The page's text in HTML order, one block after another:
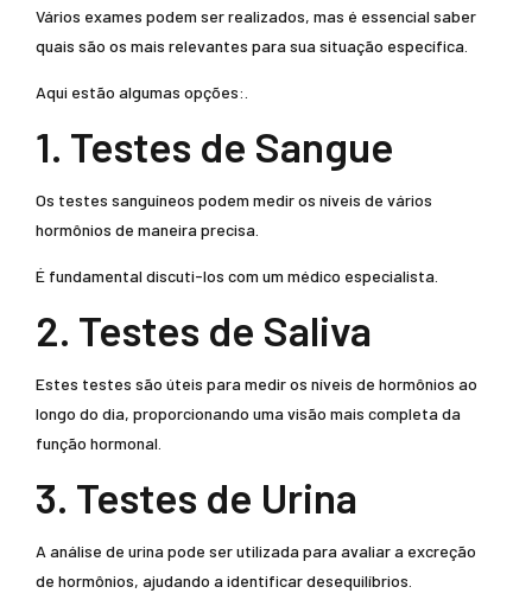
Vários exames podem ser realizados, mas é essencial saber
quais são os mais relevantes para sua situação específica.
Aqui estão algumas opções:.
1. Testes de Sangue
Os testes sanguíneos podem medir os níveis de vários
hormônios de maneira precisa.
É fundamental discuti-los com um médico especialista.
2. Testes de Saliva
Estes testes são úteis para medir os níveis de hormônios ao
longo do dia, proporcionando uma visão mais completa da
função hormonal.
3. Testes de Urina
A análise de urina pode ser utilizada para avaliar a excreção
de hormônios, ajudando a identificar desequilíbrios.